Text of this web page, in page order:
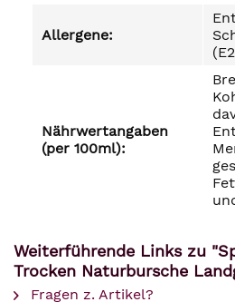
Allergene:
Nährwertangaben
(per 100ml):
Weiterführende Links zu
Trocken Naturbursche
Fragen z. Artikel?